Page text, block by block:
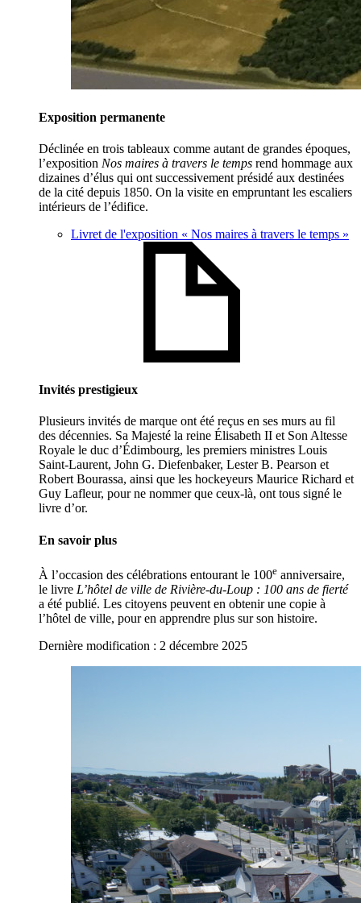
Exposition permanente
Déclinée en trois tableaux comme autant de grandes époques,
l’exposition Nos maires à travers le temps rend hommage aux
dizaines d’élus qui ont successivement présidé aux destinées
de la cité depuis 1850. On la visite en empruntant les escaliers
intérieurs de l’édifice.
Livret de l'exposition « Nos maires à travers le temps »
Invités prestigieux
Plusieurs invités de marque ont été reçus en ses murs au fil
des décennies. Sa Majesté la reine Élisabeth II et Son Altesse
Royale le duc d’Édimbourg, les premiers ministres Louis
Saint-Laurent, John G. Diefenbaker, Lester B. Pearson et
Robert Bourassa, ainsi que les hockeyeurs Maurice Richard et
Guy Lafleur, pour ne nommer que ceux-là, ont tous signé le
livre d’or.
En savoir plus
À l’occasion des célébrations entourant le 100e anniversaire,
le livre L’hôtel de ville de Rivière-du-Loup : 100 ans de fierté
a été publié. Les citoyens peuvent en obtenir une copie à
l’hôtel de ville, pour en apprendre plus sur son histoire.
Dernière modification : 2 décembre 2025